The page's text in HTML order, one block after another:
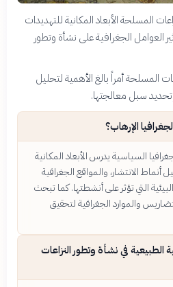
المسلحة الأبعاد المكانية للتهديدات
العوامل الجغرافية على نشأة وتطور
المسلحة أمراً بالغ الأهمية لتحليل
سبل معالجتها.
الإرهاب؟
السياسية يدرس الأبعاد المكانية
أنماط الانتشار، والمواقع الجغرافية
التي تؤثر على أنشطتها. كما تبحث
والموارد الجغرافية لتحقيق
الطبيعية في نشأة وتطور النزاعات